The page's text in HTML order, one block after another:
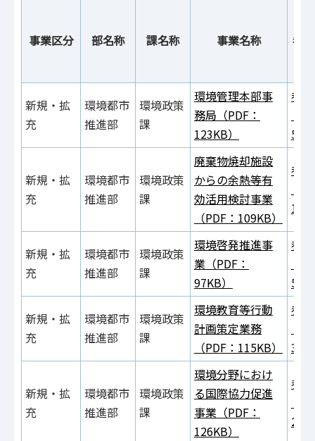
事業区分 部名称 課名称 事業名称 参
新規・拡
充
環境都市
推進部
環境政策
課
環境管理本部事
務局（PDF：
123KB）
参
新規・拡
充
環境都市
推進部
環境政策
課
廃棄物焼却施設
からの余熱等有
効活用検討事業
（PDF：109KB）
参
新規・拡
充
環境都市
推進部
環境政策
課
環境啓発推進事
業（PDF：
97KB）
参
新規・拡
充
環境都市
推進部
環境政策
課
環境教育等行動
計画策定業務
（PDF：115KB）
参
新規・拡
充
環境都市
推進部
環境政策
課
環境分野におけ
る国際協力促進
事業（PDF：
126KB）
参